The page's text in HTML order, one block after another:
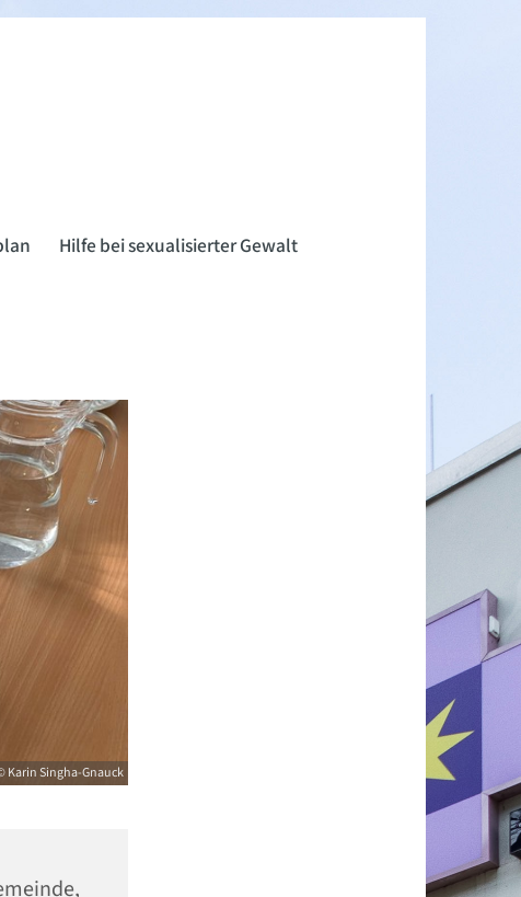
Hilfe bei sexualisierter Gewalt
Karin Singha-Gnauck